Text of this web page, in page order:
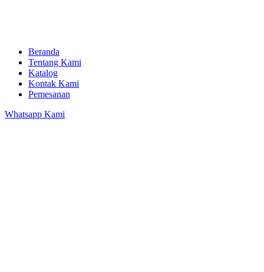
Beranda
Tentang Kami
Katalog
Kontak Kami
Pemesanan
Whatsapp Kami